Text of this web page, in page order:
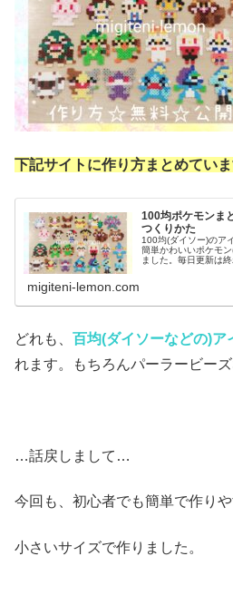
下記サイトに作り方まとめていま
100均ポケモンま
つくりかた
100均(ダイソー)のア
簡単かわいいポケモ
ました。毎日更新は
migiteni-lemon.com
どれも、 百均(ダイソーなどの)ア
れます。もちろんパーラービー
…話戻しまして…
今回も、初心者でも簡単で作り
小さいサイズで作りました。